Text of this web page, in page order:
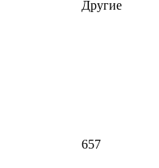
Другие
657